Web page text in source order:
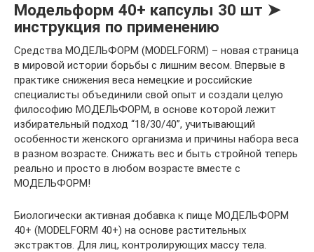
Модельформ 40+ капсулы 30 шт ➤
инструкция по применению
Средства МОДЕЛЬФОРМ (MODELFORM) – новая страница
в мировой истории борьбы с лишним весом. Впервые в
практике снижения веса немецкие и российские
специалисты объединили свой опыт и создали целую
философию МОДЕЛЬФОРМ, в основе которой лежит
избирательный подход “18/30/40”, учитывающий
особенности женского организма и причины набора веса
в разном возрасте. Снижать вес и быть стройной теперь
реально и просто в любом возрасте вместе с
МОДЕЛЬФОРМ!
Биологически активная добавка к пище МОДЕЛЬФОРМ
40+ (MODELFORM 40+) на основе растительных
экстрактов. Для лиц, контролирующих массу тела.